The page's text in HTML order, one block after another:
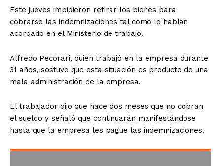
Este jueves impidieron retirar los bienes para
cobrarse las indemnizaciones tal como lo habían
acordado en el Ministerio de trabajo.
Alfredo Pecorari, quien trabajó en la empresa durante
31 años, sostuvo que esta situación es producto de una
mala administración de la empresa.
El trabajador dijo que hace dos meses que no cobran
el sueldo y señaló que continuarán manifestándose
hasta que la empresa les pague las indemnizaciones.